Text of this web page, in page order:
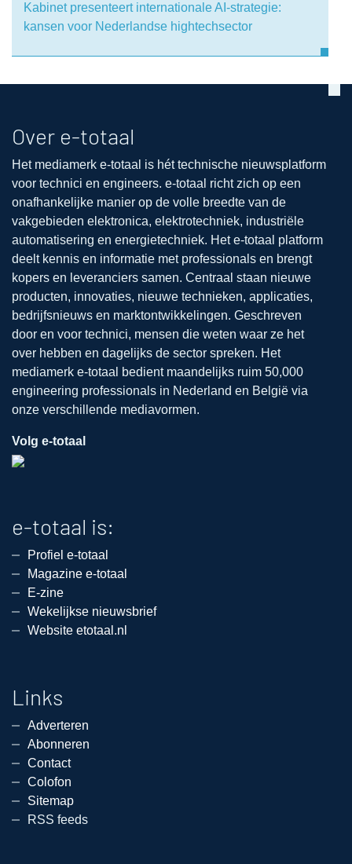
Kabinet presenteert internationale AI-strategie:
kansen voor Nederlandse hightechsector
Over e-totaal
Het mediamerk e-totaal is hét technische nieuwsplatform
voor technici en engineers. e-totaal richt zich op een
onafhankelijke manier op de volle breedte van de
vakgebieden elektronica, elektrotechniek, industriële
automatisering en energietechniek. Het e-totaal platform
deelt kennis en informatie met professionals en brengt
kopers en leveranciers samen. Centraal staan nieuwe
producten, innovaties, nieuwe technieken, applicaties,
bedrijfsnieuws en marktontwikkelingen. Geschreven
door en voor technici, mensen die weten waar ze het
over hebben en dagelijks de sector spreken. Het
mediamerk e-totaal bedient maandelijks ruim 50,000
engineering professionals in Nederland en België via
onze verschillende mediavormen.
Volg e-totaal
e-totaal is:
Profiel e-totaal
Magazine e-totaal
E-zine
Wekelijkse nieuwsbrief
Website etotaal.nl
Links
Adverteren
Abonneren
Contact
Colofon
Sitemap
RSS feeds